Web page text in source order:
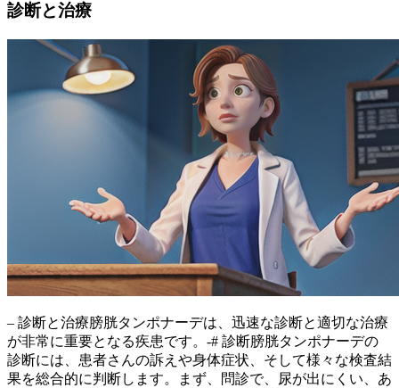
診断と治療
– 診断と治療膀胱タンポナーデは、迅速な診断と適切な治療
が非常に重要となる疾患です。-# 診断膀胱タンポナーデの
診断には、患者さんの訴えや身体症状、そして様々な検査結
果を総合的に判断します。まず、
問診で、尿が出にくい、あ